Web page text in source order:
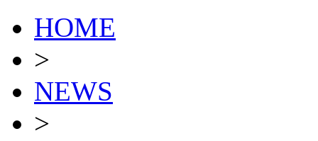
HOME
>
NEWS
>